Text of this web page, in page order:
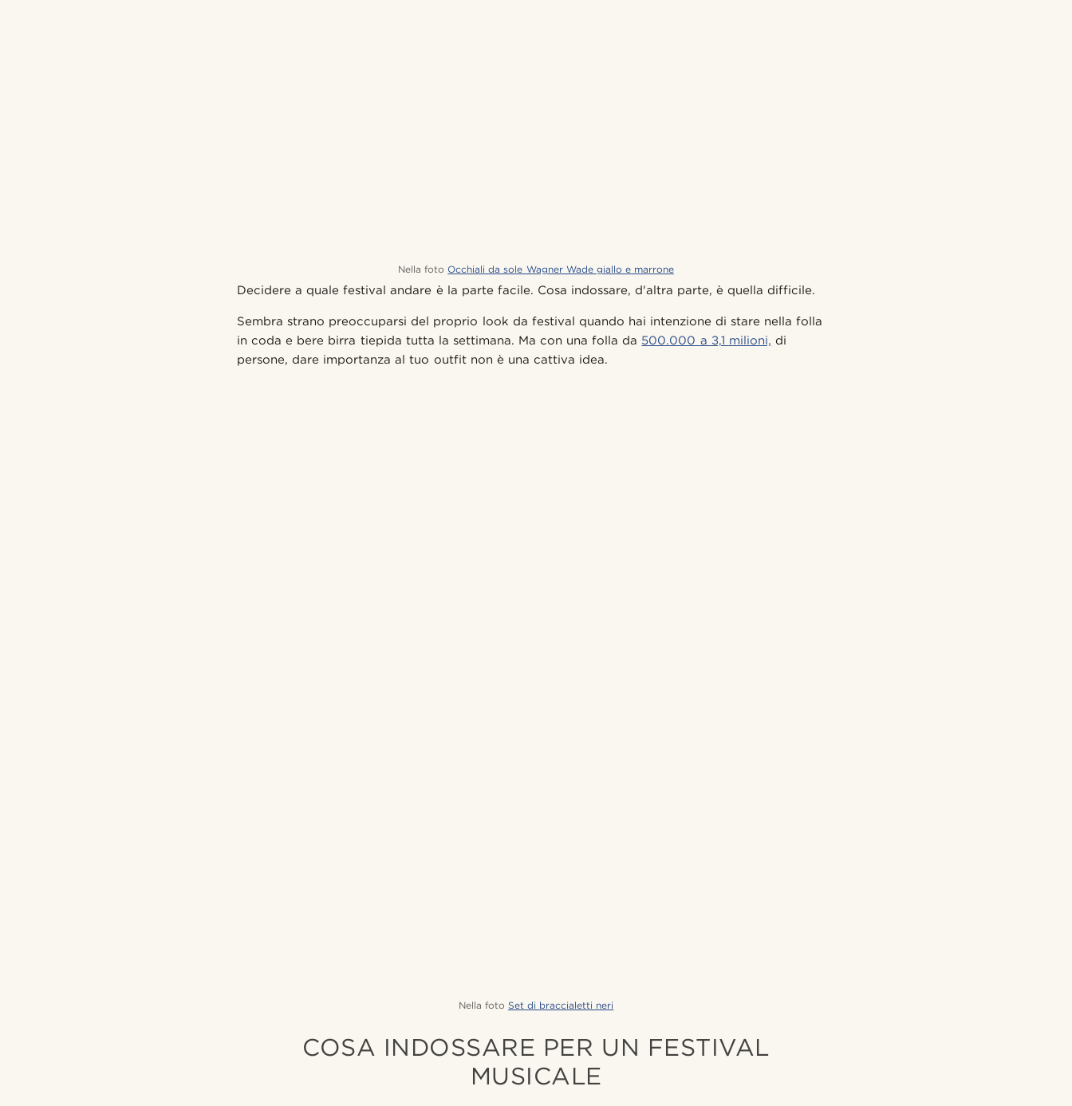
Nella foto Occhiali da sole Wagner Wade giallo e marrone
Decidere a quale festival andare è la parte facile. Cosa indossare, d'altra parte, è quella difficile.
Sembra strano preoccuparsi del proprio look da festival quando hai intenzione di stare nella folla
in coda e bere birra tiepida tutta la settimana. Ma con una folla da 500.000 a 3,1 milioni, di
persone, dare importanza al tuo outfit non è una cattiva idea.
Nella foto Set di braccialetti neri
COSA INDOSSARE PER UN FESTIVAL
MUSICALE